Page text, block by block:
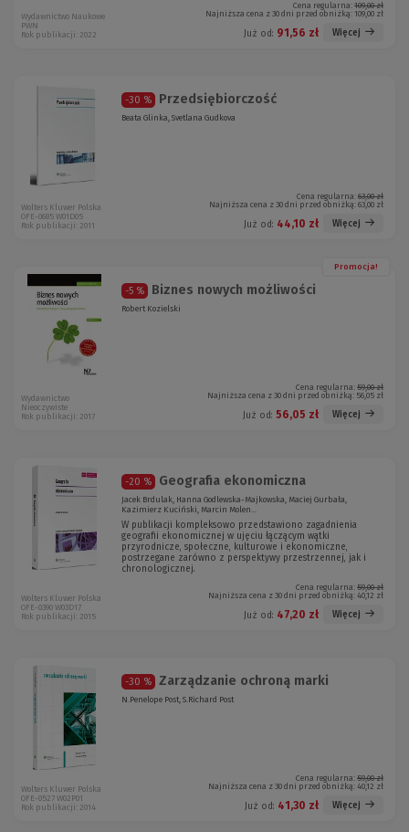
Cena regularna: 109,00 zł
Najniższa cena z 30 dni przed obniżką: 109,00 zł
Już od: 91,56 zł Więcej
Wydawnictwo Naukowe
PWN
Rok publikacji: 2022
-30 % Przedsiębiorczość
Beata Glinka, Svetlana Gudkova
Cena regularna: 63,00 zł
Najniższa cena z 30 dni przed obniżką: 63,00 zł
Już od: 44,10 zł Więcej
Wolters Kluwer Polska
OFE-0685 W01D05
Rok publikacji: 2011
Promocja!
-5 % Biznes nowych możliwości
Robert Kozielski
Cena regularna: 59,00 zł
Najniższa cena z 30 dni przed obniżką: 56,05 zł
Już od: 56,05 zł Więcej
Wydawnictwo
Nieoczywiste
Rok publikacji: 2017
-20 % Geografia ekonomiczna
Jacek Brdulak, Hanna Godlewska-Majkowska, Maciej Gurbała,
Kazimierz Kuciński, Marcin Molen...
W publikacji kompleksowo przedstawiono zagadnienia
geografii ekonomicznej w ujęciu łączącym wątki
przyrodnicze, społeczne, kulturowe i ekonomiczne,
postrzegane zarówno z perspektywy przestrzennej, jak i
chronologicznej.
Cena regularna: 59,00 zł
Najniższa cena z 30 dni przed obniżką: 40,12 zł
Już od: 47,20 zł Więcej
Wolters Kluwer Polska
OFE-0390 W03D17
Rok publikacji: 2015
-30 % Zarządzanie ochroną marki
N.Penelope Post, S.Richard Post
Cena regularna: 59,00 zł
Najniższa cena z 30 dni przed obniżką: 40,12 zł
Już od: 41,30 zł Więcej
Wolters Kluwer Polska
OFE-0527 W02P01
Rok publikacji: 2014